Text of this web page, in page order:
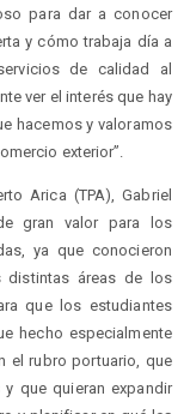
para dar a conocer
y cómo trabaja día a
de calidad al
ver el interés que hay
hacemos y valoramos
exterior”.
Arica (TPA), Gabriel
gran valor para los
ya que conocieron
distintas áreas de los
que los estudiantes
hecho especialmente
el rubro portuario, que
que quieran expandir